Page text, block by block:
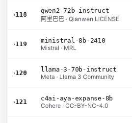
›118
qwen2-72b-instruct
阿里巴巴 · Qianwen LICENSE
›119
ministral-8b-2410
Mistral · MRL
›120
llama-3-70b-instruct
Meta · Llama 3 Community
›121
c4ai-aya-expanse-8b
Cohere · CC-BY-NC-4.0